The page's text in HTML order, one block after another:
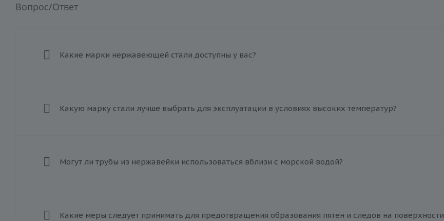
Вопрос/Ответ
Какие марки нержавеющей стали доступны у вас?
Какую марку стали лучше выбрать для эксплуатации в условиях высоких температур?
Могут ли трубы из нержавейки использоваться вблизи с морской водой?
Какие меры следует принимать для предотвращения образования пятен и следов на поверхности